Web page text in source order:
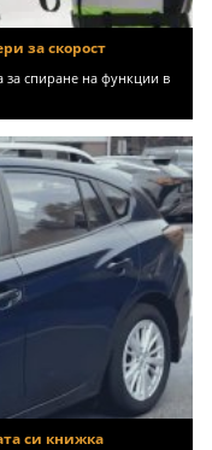
за скорост
за спиране на функции в
си книжка